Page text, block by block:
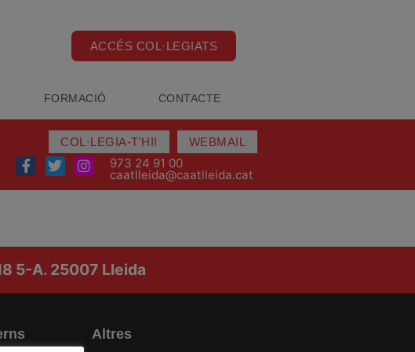
ACCÉS COL·LEGIATS
FORMACIÓ CONTACTE
COL·LEGIA-T'HI! WEBMAIL
973 24 91 00
caatlleida@caatlleida.cat
5-A. 25007 Lleida
Altres